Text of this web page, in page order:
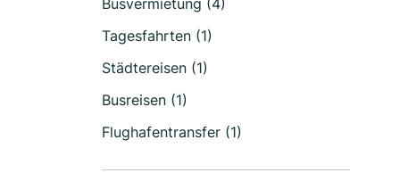
Busvermietung (4)
Tagesfahrten (1)
Städtereisen (1)
Busreisen (1)
Flughafentransfer (1)